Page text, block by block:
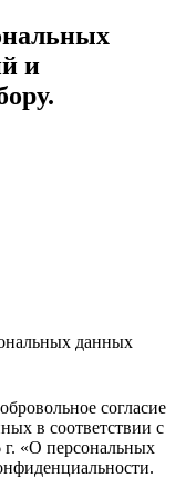
и
данных
согласие
в соответствии с
«О персональных